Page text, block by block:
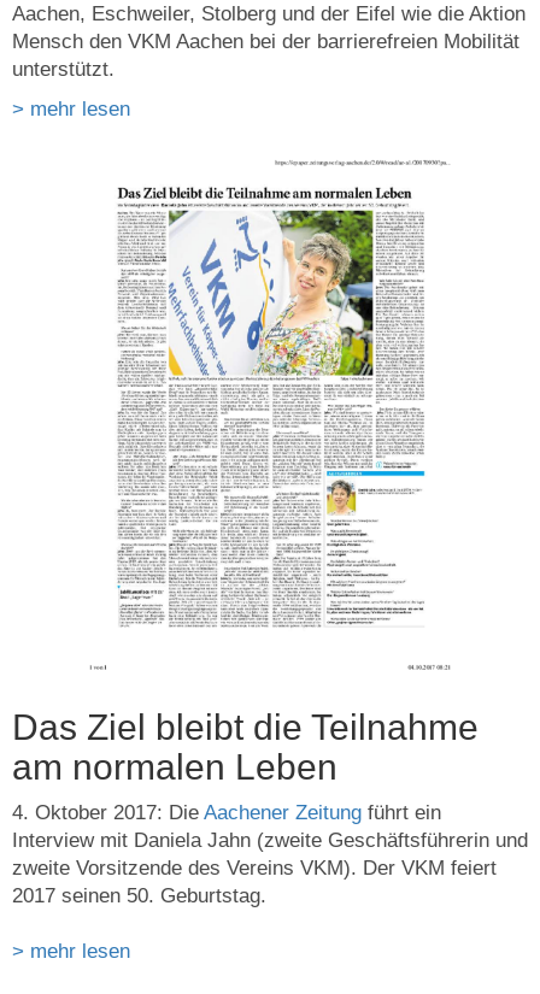
Aachen, Eschweiler, Stolberg und der Eifel wie die Aktion
Mensch den VKM Aachen bei der barrierefreien Mobilität
unterstützt.
> mehr lesen
Das Ziel bleibt die Teilnahme
am normalen Leben
4. Oktober 2017: Die Aachener Zeitung führt ein
Interview mit Daniela Jahn (zweite Geschäftsführerin und
zweite Vorsitzende des Vereins VKM). Der VKM feiert
2017 seinen 50. Geburtstag.
> mehr lesen